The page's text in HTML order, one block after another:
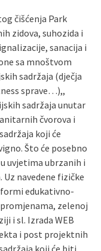
čišćenja Park
zidova, suhozida i
sanacija i
sa mnoštvom
sadržaja (dječja
sprave…),,
sadržaja unutar
čvorova i
koji će
Što će posebno
uvjetima ubrzanih i
navedene fizičke
edukativno-
zelenoj
i sl. Izrada WEB
i post projektnih
koji će biti